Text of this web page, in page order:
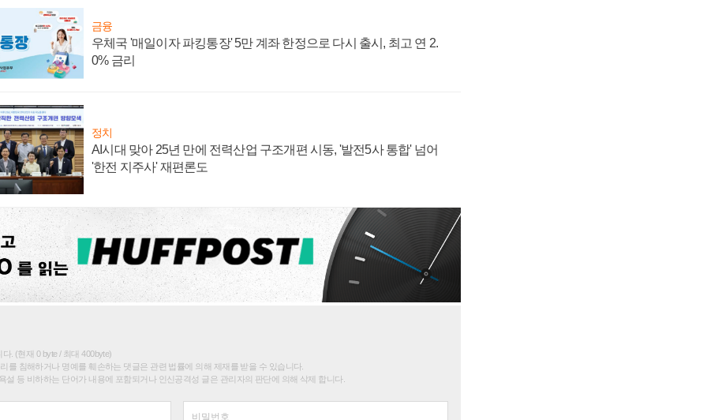
금융
우체국 '매일이자 파킹통장' 5만 계좌 한정으로 다시 출시, 최고 연 2.
0% 금리
정치
AI시대 맞아 25년 만에 전력산업 구조개편 시동, '발전5사 통합' 넘어
'한전 지주사' 재편론도
. (현재 0 byte / 최대 400byte)
를 침해하거나 명예를 훼손하는 댓글은 관련 법률에 의해 제재를 받을 수 있습니다.
설 등 비하하는 단어가 내용에 포함되거나 인신공격성 글은 관리자의 판단에 의해 삭제 합니다.